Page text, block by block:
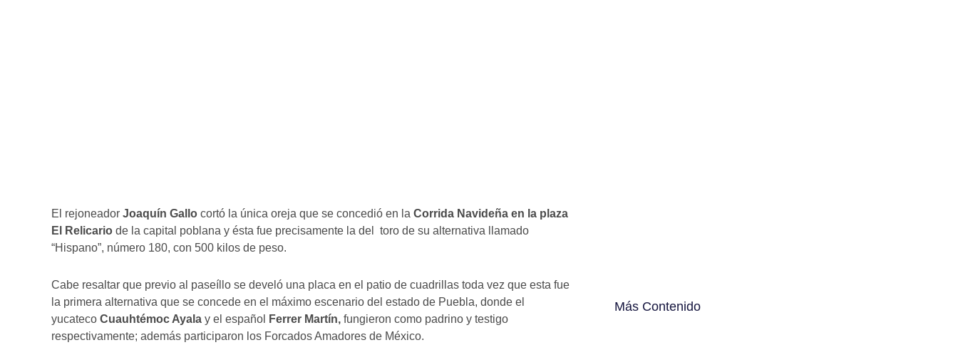
El rejoneador Joaquín Gallo cortó la única oreja que se concedió en la Corrida Navideña en la plaza
El Relicario de la capital poblana y ésta fue precisamente la del toro de su alternativa llamado
“Hispano”, número 180, con 500 kilos de peso.
Cabe resaltar que previo al paseíllo se develó una placa en el patio de cuadrillas toda vez que esta fue
la primera alternativa que se concede en el máximo escenario del estado de Puebla, donde el
yucateco Cuauhtémoc Ayala y el español Ferrer Martín, fungieron como padrino y testigo
respectivamente; además participaron los Forcados Amadores de México.
Más Contenido